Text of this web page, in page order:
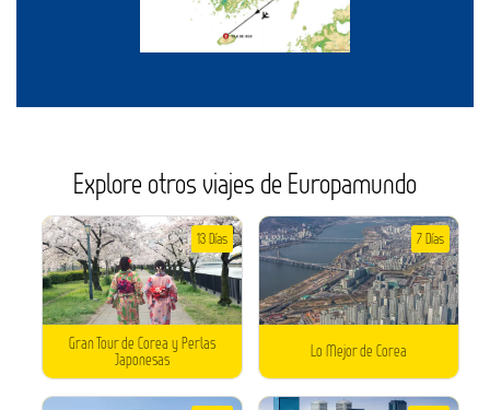
Explore otros viajes de Europamundo
Gran Tour de Corea y Perlas
Japonesas
13 Días
Lo Mejor de Corea
7 Días